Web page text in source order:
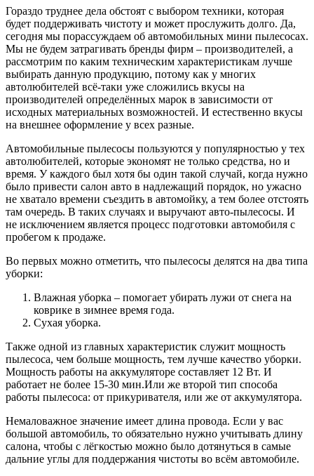
Гораздо труднее дела обстоят с выбором техники, которая
будет поддерживать чистоту и может прослужить долго. Да,
сегодня мы порассуждаем об автомобильных мини пылесосах.
Мы не будем затрагивать бренды фирм – производителей, а
рассмотрим по каким техническим характеристикам лучше
выбирать данную продукцию, потому как у многих
автолюбителей всё-таки уже сложились вкусы на
производителей определённых марок в зависимости от
исходных материальных возможностей. И естественно вкусы
на внешнее оформление у всех разные.
Автомобильные пылесосы пользуются у популярностью у тех
автолюбителей, которые экономят не только средства, но и
время. У каждого был хотя бы один такой случай, когда нужно
было привести салон авто в надлежащий порядок, но ужасно
не хватало времени съездить в автомойку, а тем более отстоять
там очередь. В таких случаях и выручают авто-пылесосы. И
не исключением является процесс подготовки автомобиля с
пробегом к продаже.
Во первых можно отметить, что пылесосы делятся на два типа
уборки:
Влажная уборка – помогает убирать лужи от снега на
коврике в зимнее время года.
Сухая уборка.
Также одной из главных характеристик служит мощность
пылесоса, чем больше мощность, тем лучше качество уборки.
Мощность работы на аккумуляторе составляет 12 Вт. И
работает не более 15-30 мин.Или же второй тип способа
работы пылесоса: от прикуривателя, или же от аккумулятора.
Немаловажное значение имеет длина провода. Если у вас
большой автомобиль, то обязательно нужно учитывать длину
салона, чтобы с лёгкостью можно было дотянуться в самые
дальние углы для поддержания чистоты во всём автомобиле.